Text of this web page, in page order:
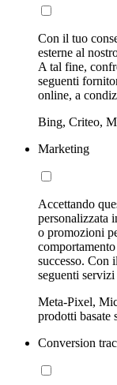
Con il tuo
esterne al
A tal fine,
seguenti
online, a
Bing, Criteo,
Marketing
Accettando
personalizzata
o promozioni
successo. Con
seguenti
Meta-Pixel,
prodotti basate
Conversion